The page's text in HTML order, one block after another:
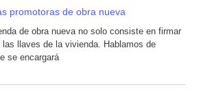
promotoras de obra nueva
de obra nueva no solo consiste en firmar
llaves de la vivienda. Hablamos de
se encargará